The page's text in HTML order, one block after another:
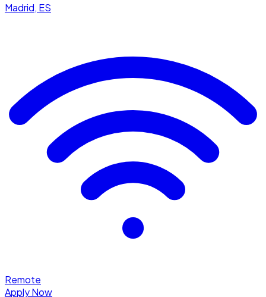
Madrid, ES
Remote
Apply Now